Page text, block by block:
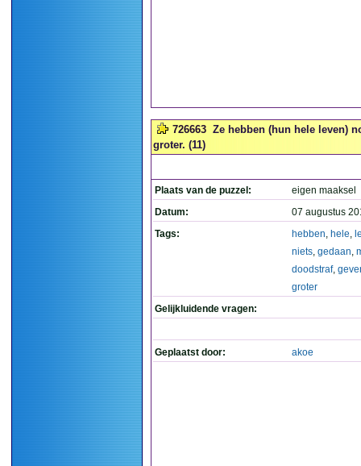
726663 Ze hebben (hun hele leven)
groter. (11)
Plaats van de puzzel:
eigen maaksel
Datum:
07 augustus
Tags:
hebben, hele,
niets, gedaan,
doodstraf,
groter
Gelijkluidende vragen:
Geplaatst door: akoe